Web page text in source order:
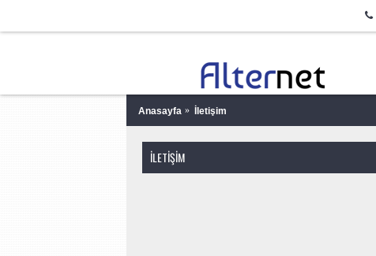
Anasayfa İletişim
İLETIŞIM